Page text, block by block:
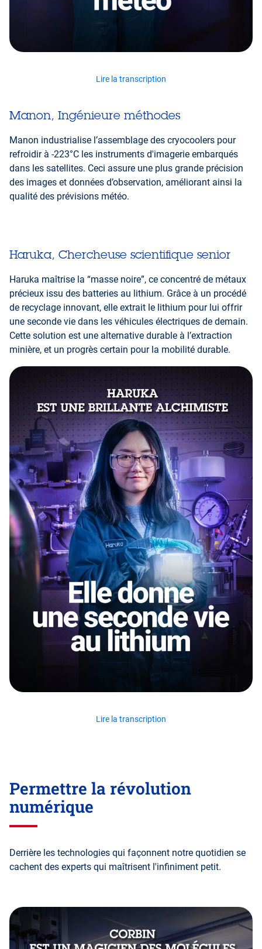
Lire la transcription
Manon, Ingénieure méthodes
Manon industrialise l’assemblage des cryocoolers pour
refroidir à -223°C les instruments d'imagerie embarqués
dans les satellites. Ceci assure une plus grande précision
des images et données d’observation, améliorant ainsi la
qualité des prévisions météo.
Lire la transcription
Haruka, Chercheuse scientifique senior
Haruka maîtrise la “masse noire”, ce concentré de métaux
précieux issu des batteries au lithium. Grâce à un procédé
de recyclage innovant, elle extrait le lithium pour lui offrir
une seconde vie dans les véhicules électriques de demain.
Cette solution est une alternative durable à l’extraction
minière, et un progrès certain pour la mobilité durable.
Permettre la révolution
numérique
Derrière les technologies qui façonnent notre quotidien se
cachent des experts qui maîtrisent l'infiniment petit.